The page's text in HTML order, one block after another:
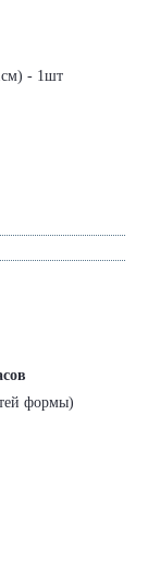
- 1шт
формы)